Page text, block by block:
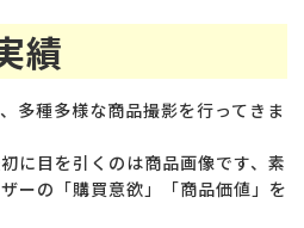
績
多種多様な商品撮影を行ってきま
に目を引くのは商品画像です、素
ーの「購買意欲」「商品価値」を